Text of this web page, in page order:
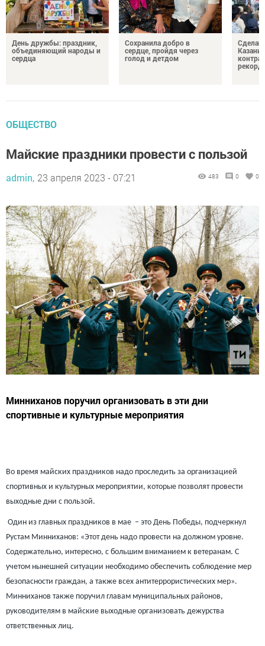
День дружбы: праздник,
объединяющий народы и
сердца
Сохранила добро в
сердце, пройдя через
голод и детдом
Сделай
Казани
ОБЩЕСТВО
Майские праздники провести с пользой
admin, 23 апреля 2023 - 07:21 483 0 0
Минниханов поручил организовать в эти дни
спортивные и культурные мероприятия
Во время майских праздников надо проследить за организацией
спортивных и культурных мероприятии, которые позволят провести
выходные дни с пользой.
Один из главных праздников в мае – это День Победы, подчеркнул
Рустам Минниханов: «Этот день надо провести на должном уровне.
Содержательно, интересно, с большим вниманием к ветеранам. С
учетом нынешней ситуации необходимо обеспечить соблюдение мер
безопасности граждан, а также всех антитеррористических мер».
Минниханов также поручил главам муниципальных районов,
руководителям в майские выходные организовать дежурства
ответственных лиц.